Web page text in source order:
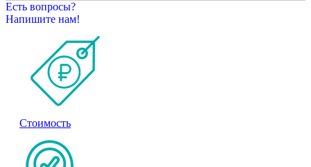
Есть вопросы?
Напишите нам!
Стоимость